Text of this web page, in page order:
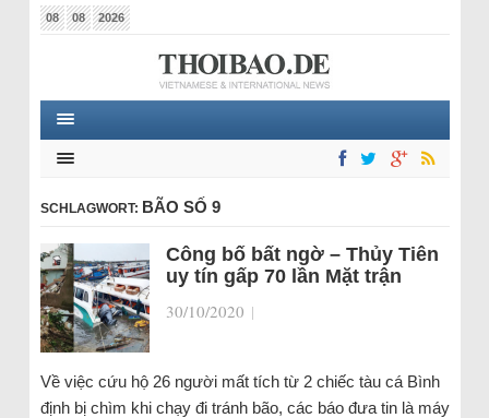
08 08 2026
SCHLAGWORT: BÃO SỐ 9
Công bố bất ngờ – Thủy Tiên
uy tín gấp 70 lần Mặt trận
30/10/2020 |
Về việc cứu hộ 26 người mất tích từ 2 chiếc tàu cá Bình
định bị chìm khi chạy đi tránh bão, các báo đưa tin là máy